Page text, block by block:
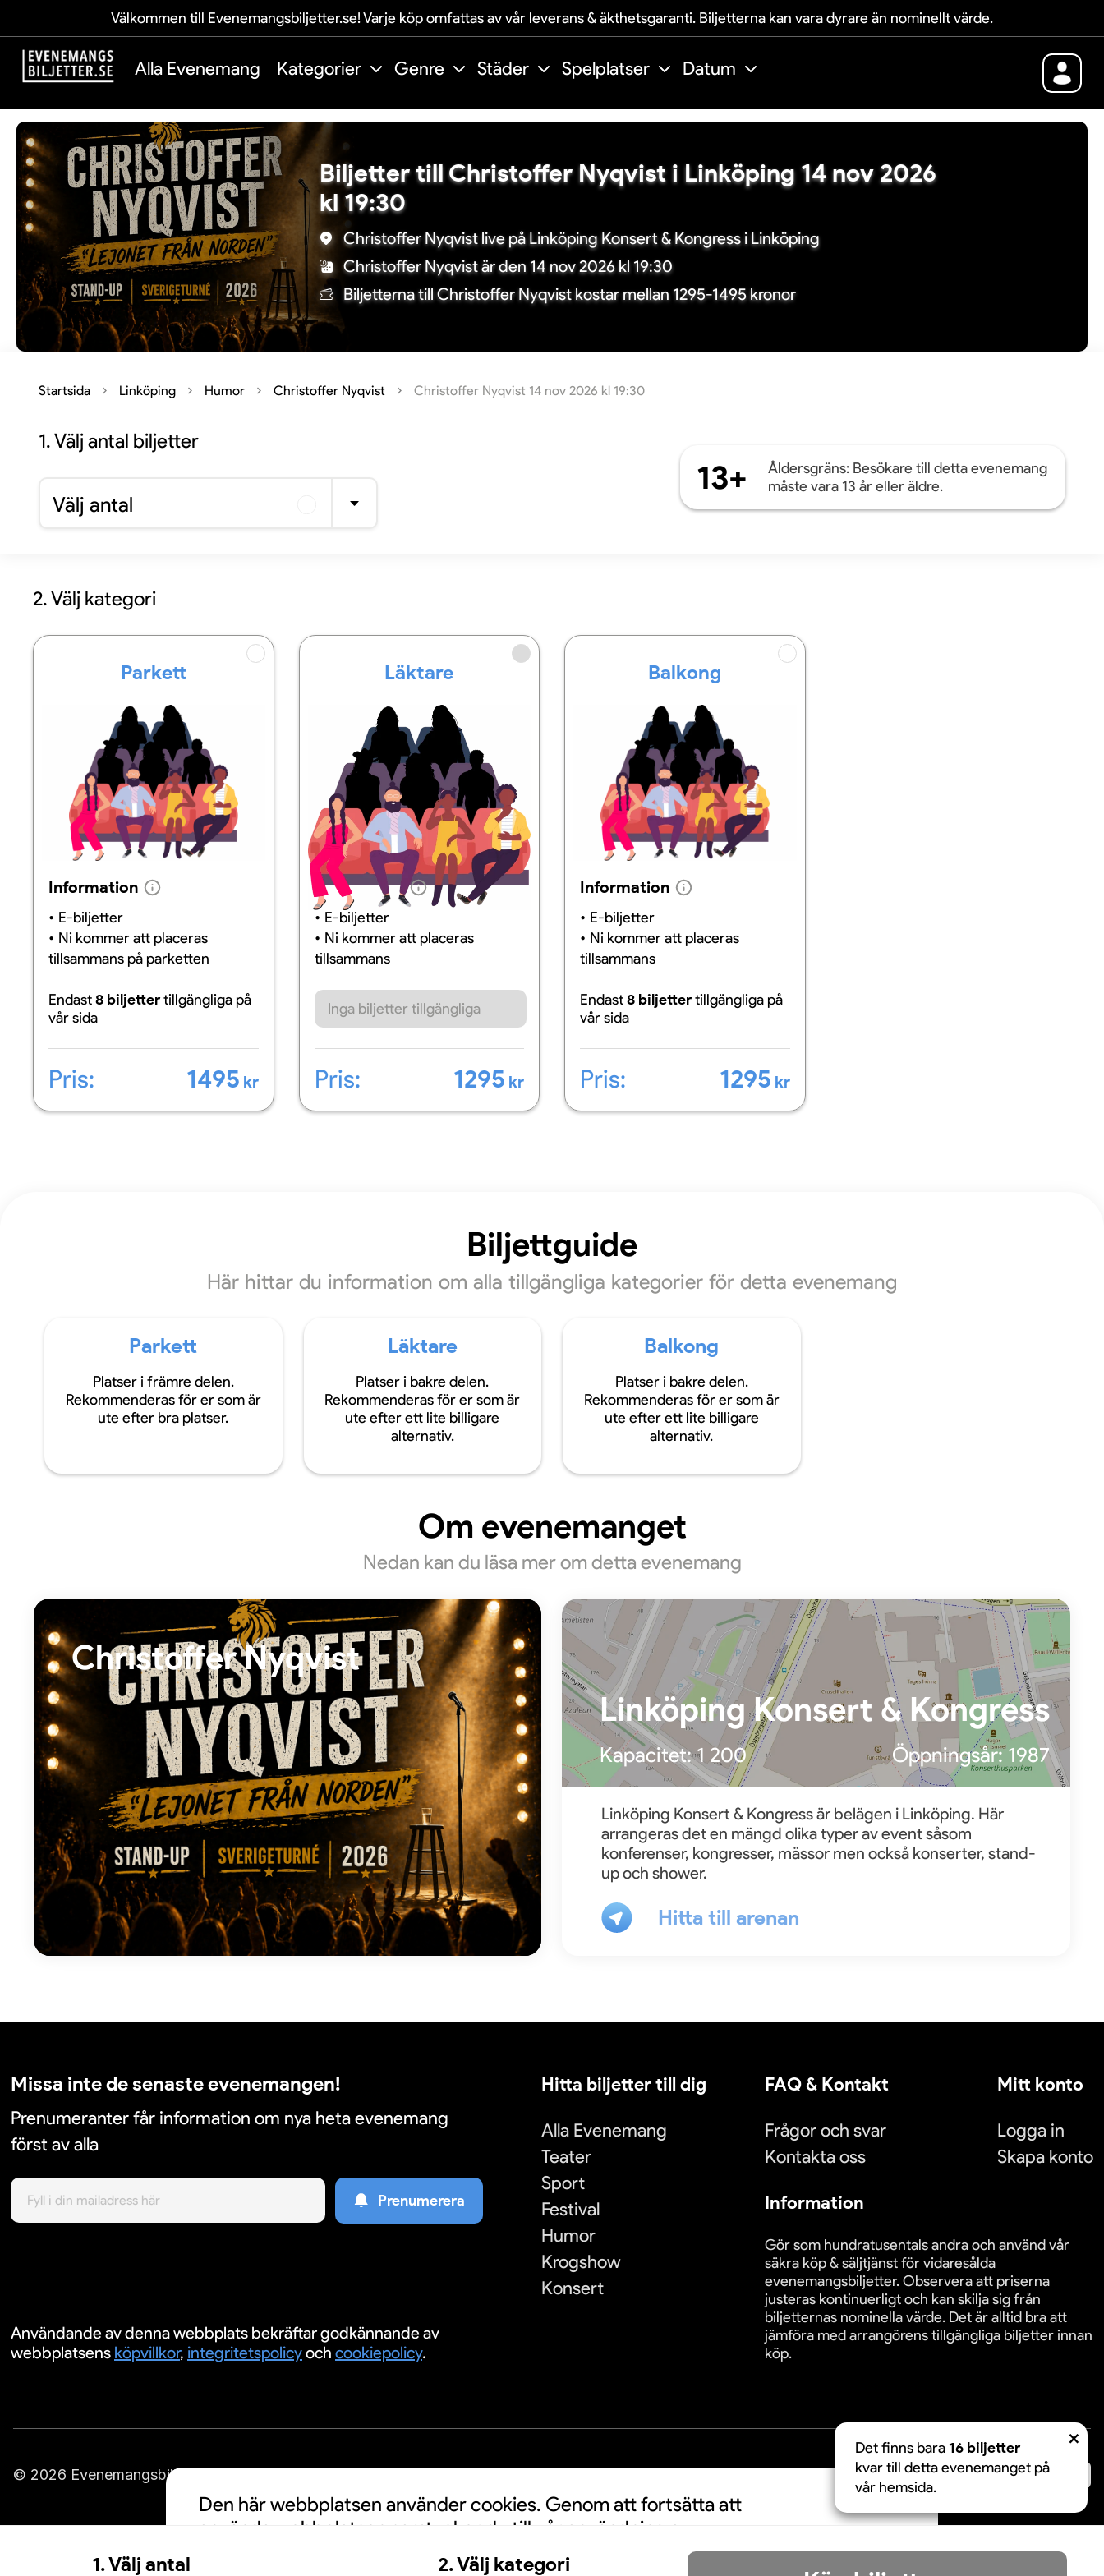
Välkommen till Evenemangsbiljetter.se! Varje köp omfattas av vår leverans & äkthetsgaranti. Biljetterna kan vara dyrare än nominellt värde.
Alla Evenemang Kategorier Genre Städer Spelplatser Datum
Biljetter till Christoffer Nyqvist i Linköping 14 nov 2026
kl 19:30
Christoffer Nyqvist live på Linköping Konsert & Kongress i Linköping
Christoffer Nyqvist är den 14 nov 2026 kl 19:30
Biljetterna till Christoffer Nyqvist kostar mellan 1295-1495 kronor
Startsida Linköping Humor Christoffer Nyqvist Christoffer Nyqvist 14 nov 2026 kl 19:30
1.Välj antal biljetter
Välj antal
13+
Åldersgräns: Besökare till detta evenemang
måste vara 13 år eller äldre.
2. Välj kategori
Parkett
Information
E-biljetter
Ni kommer att placeras
tillsammans på parketten
Endast8 biljettertillgängliga på
vår sida
Pris: 1495 kr
Läktare
Information
E-biljetter
Ni kommer att placeras
tillsammans
Inga biljetter tillgängliga
Pris: 1295 kr
Balkong
Information
E-biljetter
Ni kommer att placeras
tillsammans
Endast8 biljettertillgängliga på
vår sida
Pris: 1295 kr
Biljettguide
Här hittar du information om alla tillgängliga kategorier för detta evenemang
Parkett
Platser i främre delen.
Rekommenderas för er som är
ute efter bra platser.
Läktare
Platser i bakre delen.
Rekommenderas för er som är
ute efter ett lite billigare
alternativ.
Balkong
Platser i bakre delen.
Rekommenderas för er som är
ute efter ett lite billigare
alternativ.
Om evenemanget
Nedan kan du läsa mer om detta evenemang
Linköping Konsert & Kongress
Kapacitet:1 200 Öppningsår:1987
Linköping Konsert & Kongress är belägen i Linköping. Här
arrangeras det en mängd olika typer av event såsom
konferenser, kongresser, mässor men också konserter, stand-
up och shower.
Hitta till arenan
Christoffer Nyqvist
1. Välj antal 2. Välj kategori
Det finns bara 16 biljetter
kvar till detta evenemanget på
vår hemsida.
Missa inte de senaste evenemangen!
Prenumeranter får information om nya heta evenemang
först av alla
Prenumerera
Användande av denna webbplats bekräftar godkännande av
webbplatsens köpvillkor, integritetspolicyoch cookiepolicy.
Hitta biljetter till dig
Alla Evenemang
Teater
Sport
Festival
Humor
Krogshow
Konsert
FAQ & Kontakt
Frågor och svar
Kontakta oss
Mitt konto
Logga in
Skapa konto
Information
Gör som hundratusentals andra och använd vår
säkra köp & säljtjänst för vidaresålda
evenemangsbiljetter. Observera att priserna
justeras kontinuerligt och kan skilja sig från
biljetternas nominella värde. Det är alltid bra att
jämföra med arrangörens tillgängliga biljetter innan
köp.
© 2026 Evenemangsbiljetter.se
Den här webbplatsen använder cookies. Genom att fortsätta att
använda webbplatsen samtycker du till vår användning av
cookies och att dina personuppgifter kan användas för
Acceptera